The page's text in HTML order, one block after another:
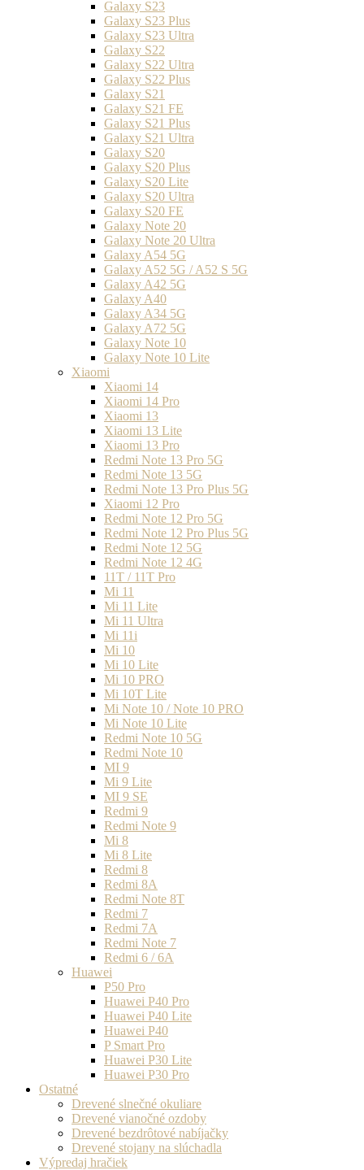
Galaxy S23
Galaxy S23 Plus
Galaxy S23 Ultra
Galaxy S22
Galaxy S22 Ultra
Galaxy S22 Plus
Galaxy S21
Galaxy S21 FE
Galaxy S21 Plus
Galaxy S21 Ultra
Galaxy S20
Galaxy S20 Plus
Galaxy S20 Lite
Galaxy S20 Ultra
Galaxy S20 FE
Galaxy Note 20
Galaxy Note 20 Ultra
Galaxy A54 5G
Galaxy A52 5G / A52 S 5G
Galaxy A42 5G
Galaxy A40
Galaxy A34 5G
Galaxy A72 5G
Galaxy Note 10
Galaxy Note 10 Lite
Xiaomi
Xiaomi 14
Xiaomi 14 Pro
Xiaomi 13
Xiaomi 13 Lite
Xiaomi 13 Pro
Redmi Note 13 Pro 5G
Redmi Note 13 5G
Redmi Note 13 Pro Plus 5G
Xiaomi 12 Pro
Redmi Note 12 Pro 5G
Redmi Note 12 Pro Plus 5G
Redmi Note 12 5G
Redmi Note 12 4G
11T / 11T Pro
Mi 11
Mi 11 Lite
Mi 11 Ultra
Mi 11i
Mi 10
Mi 10 Lite
Mi 10 PRO
Mi 10T Lite
Mi Note 10 / Note 10 PRO
Mi Note 10 Lite
Redmi Note 10 5G
Redmi Note 10
MI 9
Mi 9 Lite
MI 9 SE
Redmi 9
Redmi Note 9
Mi 8
Mi 8 Lite
Redmi 8
Redmi 8A
Redmi Note 8T
Redmi 7
Redmi 7A
Redmi Note 7
Redmi 6 / 6A
Huawei
P50 Pro
Huawei P40 Pro
Huawei P40 Lite
Huawei P40
P Smart Pro
Huawei P30 Lite
Huawei P30 Pro
Ostatné
Drevené slnečné okuliare
Drevené vianočné ozdoby
Drevené bezdrôtové nabíjačky
Drevené stojany na slúchadla
Výpredaj hračiek